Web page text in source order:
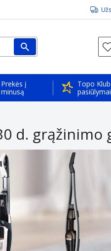
Prekės į
minusą
Topo
pasiūlymai
d. grąžinimo